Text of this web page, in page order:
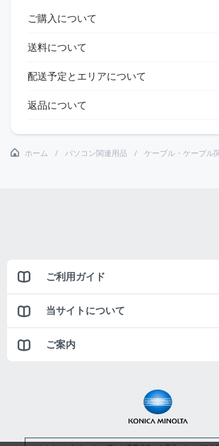
ご購入について
送料について
配送予定とエリアについて
返品について
ホーム パソコン関連用品 ケーブル・ケーブル
ご利用ガイド
当サイトについて
ご案内